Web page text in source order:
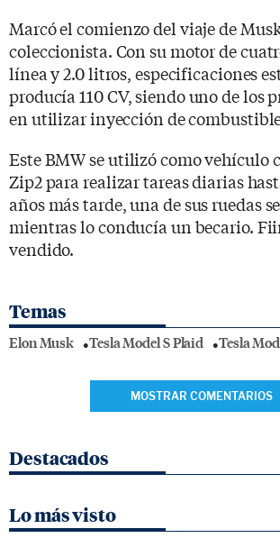
Marcó el comienzo del viaje de
coleccionista. Con su motor de
línea y 2.0 litros, especificaciones
producía 110 CV, siendo uno de los
en utilizar inyección de
Este BMW se utilizó como vehículo
Zip2 para realizar tareas diarias
años más tarde, una de sus ruedas
mientras lo conducía un becario.
vendido.
Temas
Elon Musk Tesla Model S Plaid Tesla
MOSTRAR COMENTARIOS
Destacados
Lo más visto